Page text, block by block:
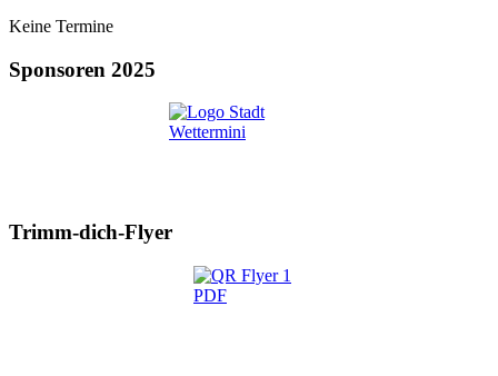
Keine Termine
Sponsoren 2025
Trimm-dich-Flyer